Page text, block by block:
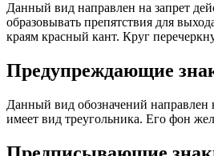
Данный вид направлен на запрет
образовывать препятствия для
краям красный кант. Круг
Предупреждающие
Данный вид обозначений
имеет вид треугольника. Его фон